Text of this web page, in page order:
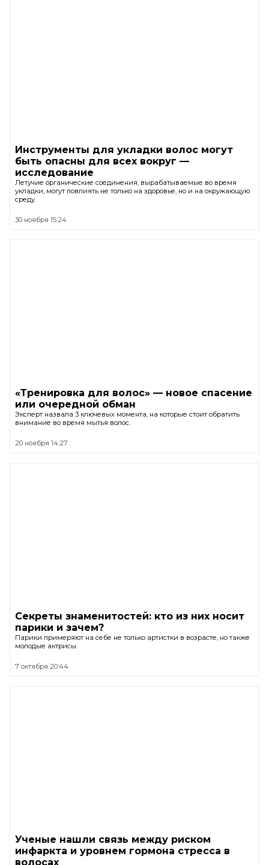
Инструменты для укладки волос могут
быть опасны для всех вокруг —
исследование
Летучие органические соединения, вырабатываемые во время
укладки, могут повлиять не только на здоровье, но и на окружающую
среду.
30 ноября 15:24
«Тренировка для волос» — новое спасение
или очередной обман
Эксперт назвала 3 ключевых момента, на которые стоит обратить
внимание во время мытья волос.
20 ноября 14:27
Секреты знаменитостей: кто из них носит
парики и зачем?
Парики примеряют на себе не только артистки в возрасте, но также
молодые актрисы.
7 октября 20:44
Ученые нашли связь между риском
инфаркта и уровнем гормона стресса в
волосах